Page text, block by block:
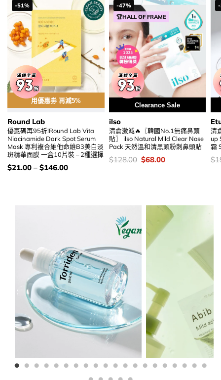
-51%
用優惠劵 再減5%
Round Lab
優惠碼再95折!Round Lab Vita
Niacinamide Dark Spot Serum
Mask 專利複合維他命維B3美白淡
斑精華面膜 一盒10片裝 – 2種選擇
價
錢：
$21.00– $146.00
-47%
🏆HALL OF FRAME
Clearance Sale
ilso
清倉激減🔥〖韓國No.1無痛鼻頭
貼〗 ilso Natural Mild Clear Nose
Pack 天然溫和清黑頭粉刺鼻頭貼
價
錢：
$128.00 Original
price
$68.00Current
清
up
霜
價
錢
$